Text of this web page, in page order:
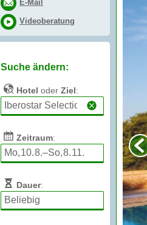
E-Mail
Videoberatung
Suche ändern:
Hotel oder Ziel:
Zeitraum:
Dauer: